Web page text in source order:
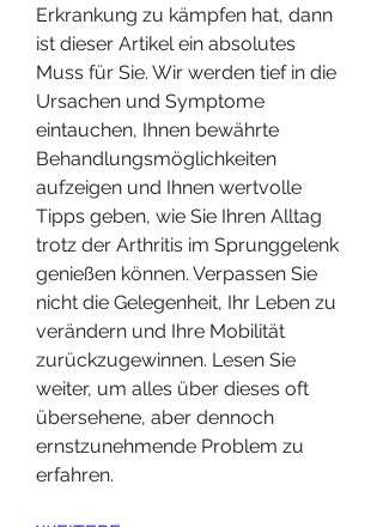
Erkrankung zu kämpfen hat, dann
ist dieser Artikel ein absolutes
Muss für Sie. Wir werden tief in die
Ursachen und Symptome
eintauchen, Ihnen bewährte
Behandlungsmöglichkeiten
aufzeigen und Ihnen wertvolle
Tipps geben, wie Sie Ihren Alltag
trotz der Arthritis im Sprunggelenk
genießen können. Verpassen Sie
nicht die Gelegenheit, Ihr Leben zu
verändern und Ihre Mobilität
zurückzugewinnen. Lesen Sie
weiter, um alles über dieses oft
übersehene, aber dennoch
ernstzunehmende Problem zu
erfahren.